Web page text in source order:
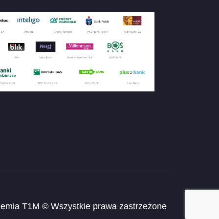
T1M © Wszystkie prawa zastrzeżone